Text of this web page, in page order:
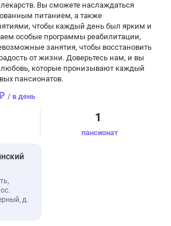
Вы сможете наслаждаться
питанием, а также
чтобы каждый день был ярким и
особые программы реабилитации,
занятия, чтобы восстановить
от жизни. Доверьтесь нам, и вы
любовь, которые пронизывают каждый
пансионатов.
1
пансионат
/ в день
д.